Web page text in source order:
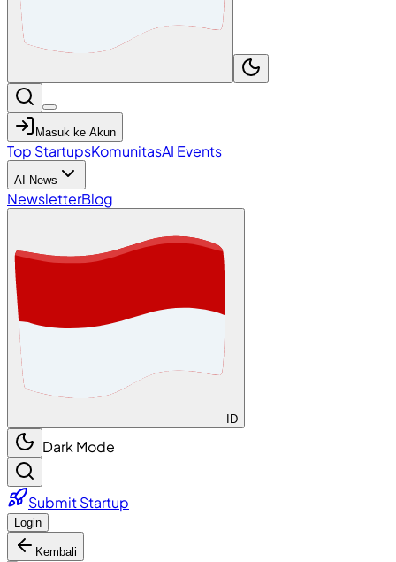
Masuk ke Akun
Top StartupsKomunitasAI Events
AI News
NewsletterBlog
ID
Dark Mode
Submit Startup
Login
Kembali